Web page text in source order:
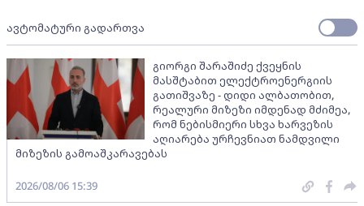
ავტომატური გადართვა
გიორგი შარაშიძე ქვეყნის
მასშტაბით ელექტროენერგიის
გათიშვაზე - დიდი ალბათობით,
რეალური მიზეზი იმდენად მძიმეა,
რომ ნებისმიერი სხვა ხარვეზის
აღიარება ურჩევნიათ ნამდვილი
მიზეზის გამოაშკარავებას
2026/08/06 15:39